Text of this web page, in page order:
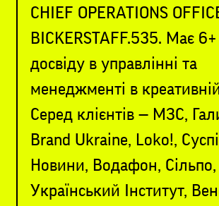
CHIEF OPERATIONS
BICKERSTAFF.535. Має 6+
досвіду в управлінні та
менеджменті в
Серед клієнтів — МЗС,
Brand Ukraine, Loko!,
Новини, Водафон, Сільпо,
Український Інститут,